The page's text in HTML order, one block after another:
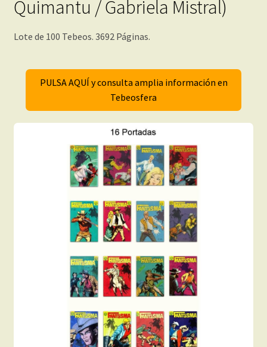
Quimantu / Gabriela Mistral)
Lote de 100 Tebeos. 3692 Páginas.
PULSA AQUÍ y consulta amplia información en
Tebeosfera